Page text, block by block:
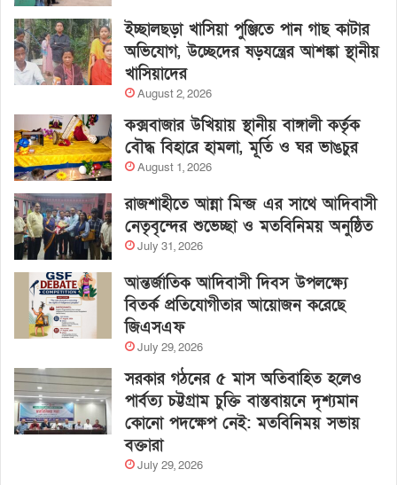
ইচ্ছালছড়া খাসিয়া পুঞ্জিতে পান গাছ কাটার
অভিযোগ, উচ্ছেদের ষড়যন্ত্রের আশঙ্কা স্থানীয়
খাসিয়াদের
August 2, 2026
কক্সবাজার উখিয়ায় স্থানীয় বাঙ্গালী কর্তৃক
বৌদ্ধ বিহারে হামলা, মূর্তি ও ঘর ভাঙচুর
August 1, 2026
রাজশাহীতে আন্না মিন্জ এর সাথে আদিবাসী
নেতৃবৃন্দের শুভেচ্ছা ও মতবিনিময় অনুষ্ঠিত
July 31, 2026
আন্তর্জাতিক আদিবাসী দিবস উপলক্ষ্যে
বিতর্ক প্রতিযোগীতার আয়োজন করেছে
জিএসএফ
July 29, 2026
সরকার গঠনের ৫ মাস অতিবাহিত হলেও
পার্বত্য চট্টগ্রাম চুক্তি বাস্তবায়নে দৃশ্যমান
কোনো পদক্ষেপ নেই: মতবিনিময় সভায়
বক্তারা
July 29, 2026